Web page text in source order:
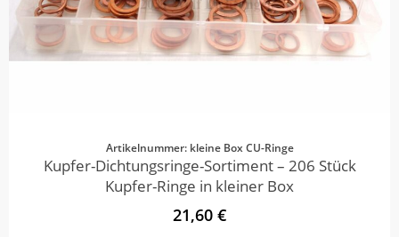
Artikelnummer: kleine Box CU-Ringe
Kupfer-Dichtungsringe-Sortiment – 206 Stück
Kupfer-Ringe in kleiner Box
21,60 €